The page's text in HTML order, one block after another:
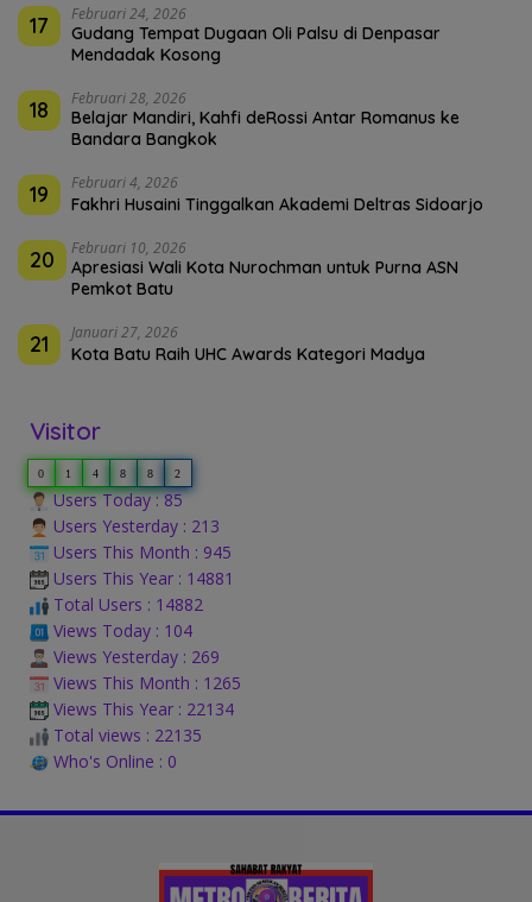
17 Februari 24, 2026
Gudang Tempat Dugaan Oli Palsu di Denpasar
Mendadak Kosong
18 Februari 28, 2026
Belajar Mandiri, Kahfi deRossi Antar Romanus ke
Bandara Bangkok
19 Februari 4, 2026
Fakhri Husaini Tinggalkan Akademi Deltras Sidoarjo
20 Februari 10, 2026
Apresiasi Wali Kota Nurochman untuk Purna ASN
Pemkot Batu
21 Januari 27, 2026
Kota Batu Raih UHC Awards Kategori Madya
Visitor
0 1 4 8 8 2
Users Today : 85
Users Yesterday : 213
Users This Month : 945
Users This Year : 14881
Total Users : 14882
Views Today : 104
Views Yesterday : 269
Views This Month : 1265
Views This Year : 22134
Total views : 22135
Who's Online : 0